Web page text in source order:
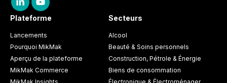
Plateforme
Lancements
Pourquoi MikMak
Aperçu de la plateforme
MikMak Commerce
Secteurs
Alcool
Beauté & Soins personnels
Construction, Pétrole & Énergie
Biens de consommation